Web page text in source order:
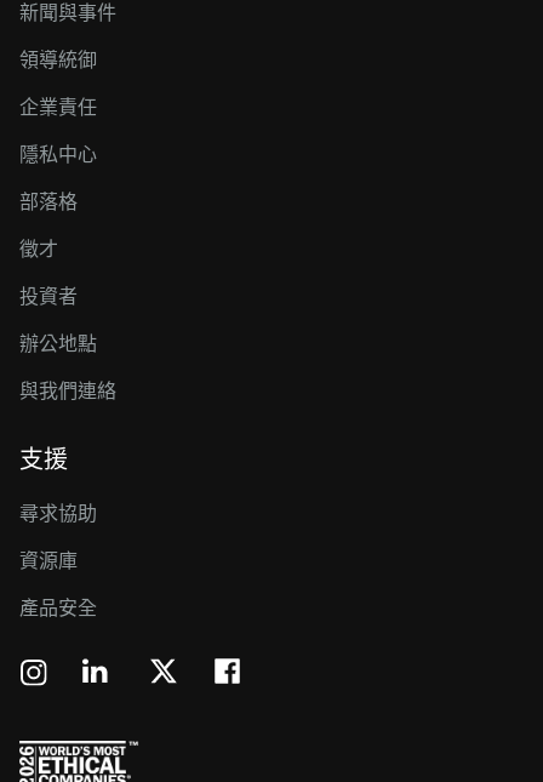
新聞與事件
領導統御
企業責任
隱私中心
部落格
徵才
投資者
辦公地點
與我們連絡
支援
尋求協助
資源庫
產品安全